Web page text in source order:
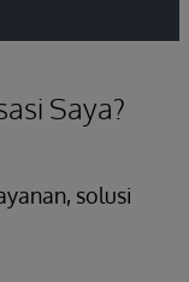
Saya?
solusi